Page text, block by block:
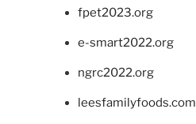
fpet2023.org
e-smart2022.org
ngrc2022.org
leesfamilyfoods.com